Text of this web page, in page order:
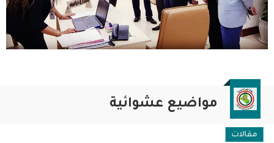
مواضيع عشوائية
مقالات